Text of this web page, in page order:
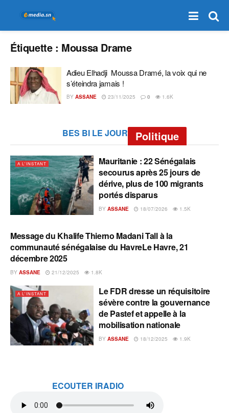
Étiquette : Moussa Drame
Adieu Elhadji Moussa Dramé, la voix qui ne
s’éteindra jamais !
BY ASSANE 23/11/2025 0 1.6K
BES BI LE JOUR Politique
A L'INSTANT
Mauritanie : 22 Sénégalais
secourus après 25 jours de
dérive, plus de 100 migrants
portés disparus
BY ASSANE 18/07/2026 1.5K
A L'INSTANT
Message du Khalife Thierno Madani Tall à la
communauté sénégalaise du HavreLe Havre, 21
décembre 2025
BY ASSANE 21/12/2025 1.8K
A L'INSTANT
Le FDR dresse un réquisitoire
sévère contre la gouvernance
de Pastef et appelle à la
mobilisation nationale
BY ASSANE 18/12/2025 1.9K
ECOUTER IRADIO